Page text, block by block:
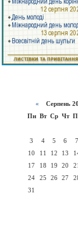
« Серпень
Пн Вт Ср Чт
3
4 5 6 7
10
11 12 13
17
18 19 20
24
25 26 27
31